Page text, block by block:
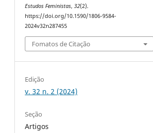
Estudos Feministas,32(2).
https://doi.org/10.1590/1806-9584-
2024v32n287455
Fomatos de Citação
Edição
v. 32 n. 2 (2024)
Seção
Artigos